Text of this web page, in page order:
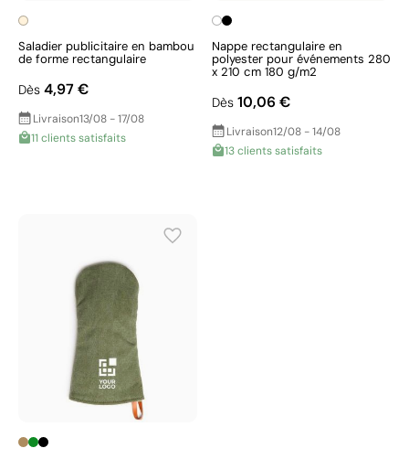
Saladier publicitaire en bambou
de forme rectangulaire
Dès 4,97 €
Livraison13/08 - 17/08
11 clients satisfaits
Nappe rectangulaire en
polyester pour événements 280
x 210 cm 180 g/m2
Dès 10,06 €
Livraison12/08 - 14/08
13 clients satisfaits